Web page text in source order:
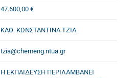
47.600,00 €
ΚΑΘ. ΚΩΝΣΤΑΝΤΙΝΑ ΤΖΙΑ
tzia@chemeng.ntua.gr
Η ΕΚΠΑΙΔΕΥΣΗ ΠΕΡΙΛΑΜΒΑΝΕΙ